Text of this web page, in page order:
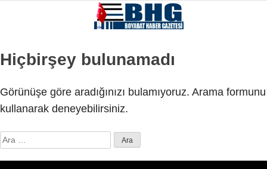
Hiçbirşey bulunamadı
Görünüşe göre aradığınızı bulamıyoruz. Arama formunu
kullanarak deneyebilirsiniz.
Arama: